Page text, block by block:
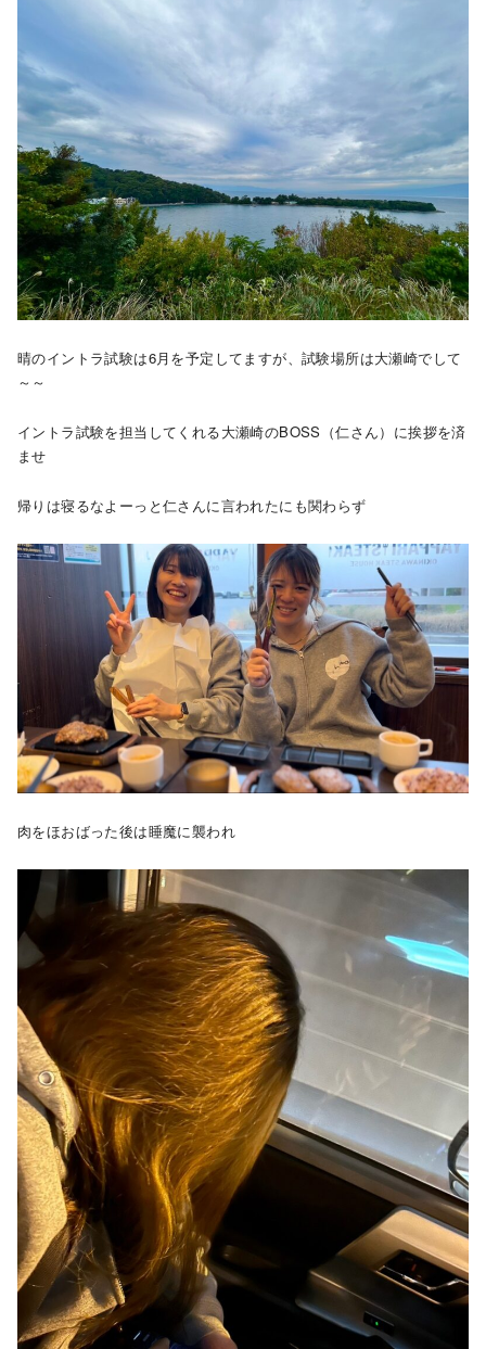
晴のイントラ試験は6月を予定してますが、試験場所は大瀬崎でして
～～
イントラ試験を担当してくれる大瀬崎のBOSS（仁さん）に挨拶を済
ませ
帰りは寝るなよーっと仁さんに言われたにも関わらず
肉をほおばった後は睡魔に襲われ